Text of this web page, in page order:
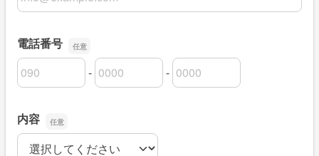
電話番号
電話番号の市外局番
-
電話番号の市内局番 -
電話番号の加入者番号
内容
内容